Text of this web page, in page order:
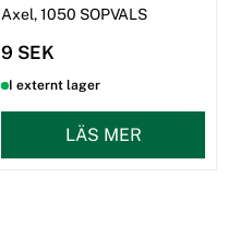
Axel, 1050 SOPVALS
9 SEK
I externt lager
LÄS MER